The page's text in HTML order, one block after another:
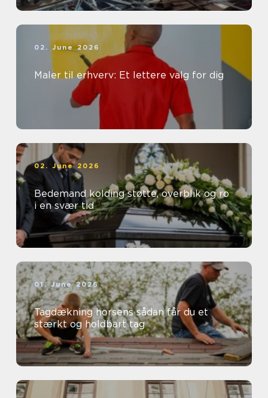
02. June 2026
Maler til erhverv: Et lettere valg for dig
02. June 2026
Bedemand kolding støtte, overblik og ro
i en svær tid
01. June 2026
Tagdækning horsens sådan får du et
stærkt og holdbart tag